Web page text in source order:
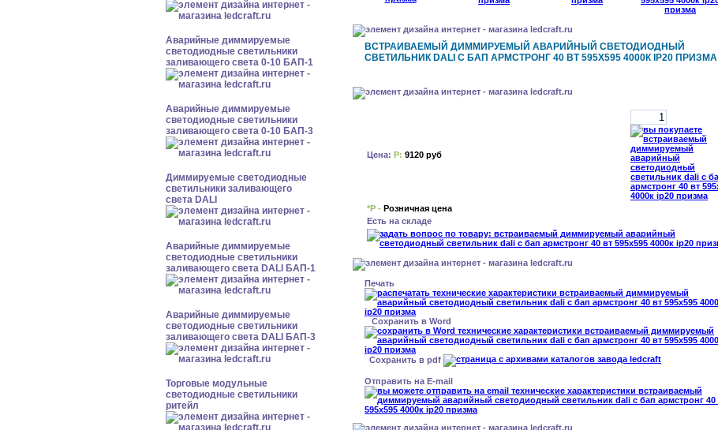
Аварийные диммируемые
светодиодные светильники
заливающего света 0-10 БАП-1
Аварийные диммируемые
светодиодные светильники
заливающего света 0-10 БАП-3
Диммируемые светодиодные
светильники заливающего
света DALI
Аварийные диммируемые
светодиодные светильники
заливающего света DALI БАП-1
Аварийные диммируемые
светодиодные светильники
заливающего света DALI БАП-3
Торговые модульные
светодиодные светильники
ритейл
ВСТРАИВАЕМЫЙ ДИММИРУЕМЫЙ АВАРИЙНЫЙ СВЕТОДИОДНЫЙ
СВЕТИЛЬНИК DALI С БАП АРМСТРОНГ 40 ВТ 595X595 4000К IP20 ПРИЗМА
Цена: Р: 9120 руб
*Р - Розничная цена
Есть на складе
Печать
Сохранить в Word
Сохранить в pdf
Отправить на E-mail